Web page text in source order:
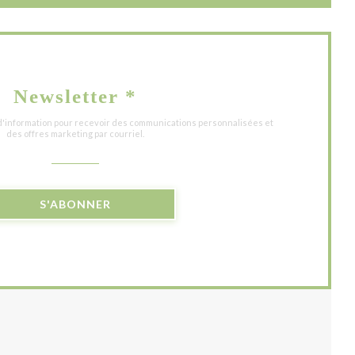
Newsletter *
pour recevoir des communications personnalisées et
des offres marketing par courriel.
S'ABONNER
FENÊTRE))